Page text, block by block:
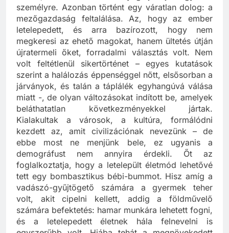
személyre. Azonban történt egy váratlan dolog: a
mezőgazdaság feltalálása. Az, hogy az ember
letelepedett, és arra bazírozott, hogy nem
megkeresi az ehető magokat, hanem ültetés útján
újratermeli őket, forradalmi választás volt. Nem
volt feltétlenül sikertörténet – egyes kutatások
szerint a halálozás éppenséggel nőtt, elsősorban a
járványok, és talán a táplálék egyhangúvá válása
miatt -, de olyan változásokat indított be, amelyek
beláthatatlan következményekkel jártak.
Kialakultak a városok, a kultúra, formálódni
kezdett az, amit civilizációnak nevezünk – de
ebbe most ne menjünk bele, ez ugyanis a
demográfust nem annyira érdekli. Őt az
foglalkoztatja, hogy a letelepült életmód lehetővé
tett egy bombasztikus bébi-bummot. Hisz amíg a
vadászó-gyűjtögető számára a gyermek teher
volt, akit cipelni kellett, addig a földművelő
számára befektetés: hamar munkára lehetett fogni,
és a letelepedett életnek hála felnevelni is